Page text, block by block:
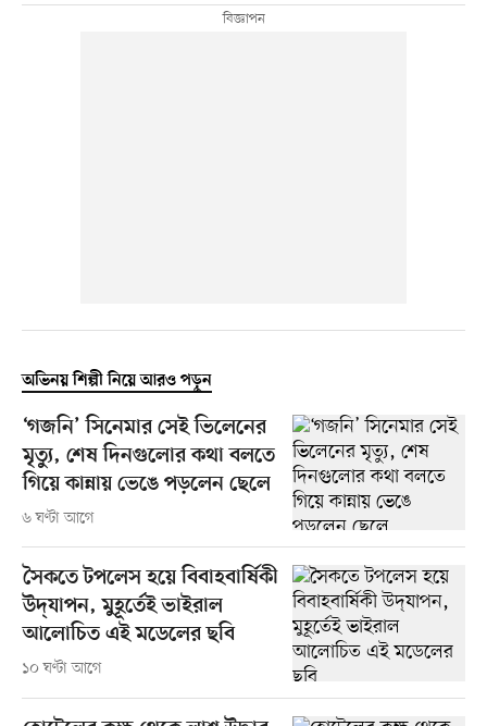
অভিনয় শিল্পী নিয়ে আরও পড়ুন
‘গজনি’ সিনেমার সেই ভিলেনের
মৃত্যু, শেষ দিনগুলোর কথা বলতে
গিয়ে কান্নায় ভেঙে পড়লেন ছেলে
৬ ঘণ্টা আগে
সৈকতে টপলেস হয়ে বিবাহবার্ষিকী
উদ্‌যাপন, মুহূর্তেই ভাইরাল
আলোচিত এই মডেলের ছবি
১০ ঘণ্টা আগে